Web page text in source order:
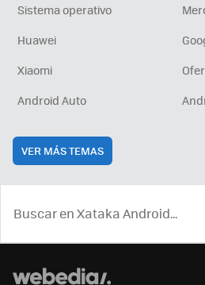
Sistema operativo
Huawei
Xiaomi
Android Auto
VER MÁS TEMAS